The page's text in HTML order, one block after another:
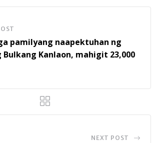
pamilyang naapektuhan ng
Kanlaon, mahigit 23,000
NEXT POST